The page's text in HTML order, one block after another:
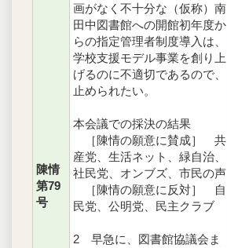
陳情
第79
号
画がなく不十分な（仮称）南
田中図書館への開館初年度か
らの指定管理者制度導入は、
学校支援モデル事業を創り上
げるのに不適切であるので、
止められたい。
本会議での採決の結果
［陳情の願意に賛成］ 共
産党、生活ネット、緑自治、
社民党、オンブズ、市民の声
［陳情の願意に反対］ 自
民党、公明党、民主クラブ
2 早急に、図書館協議会ま